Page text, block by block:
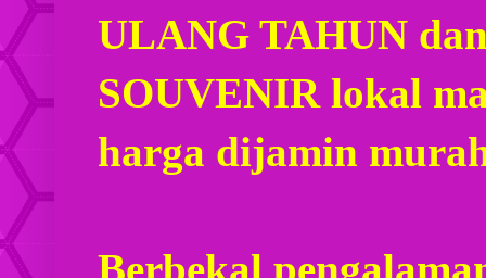
ULANG TAHUN
SOUVENIR lokal
harga dijamin